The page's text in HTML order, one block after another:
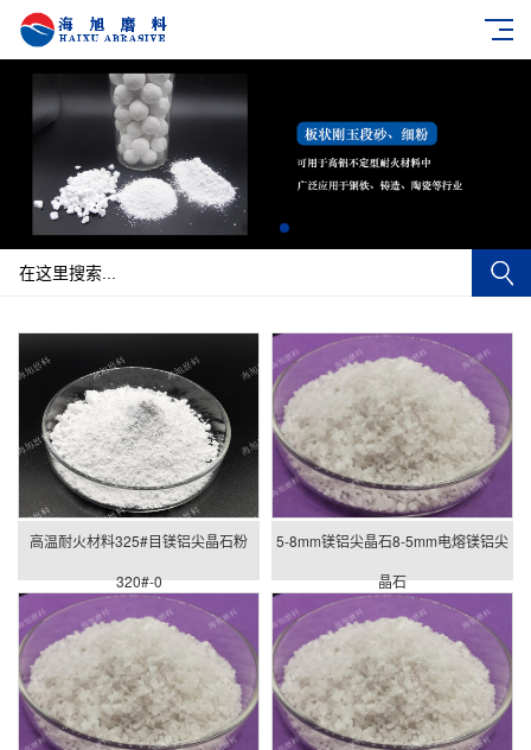
高温耐火材料325#目镁铝尖晶石粉
320#-0
5-8mm镁铝尖晶石8-5mm电熔镁铝尖
晶石